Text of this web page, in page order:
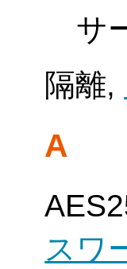
サ
隔離,
A
スワ